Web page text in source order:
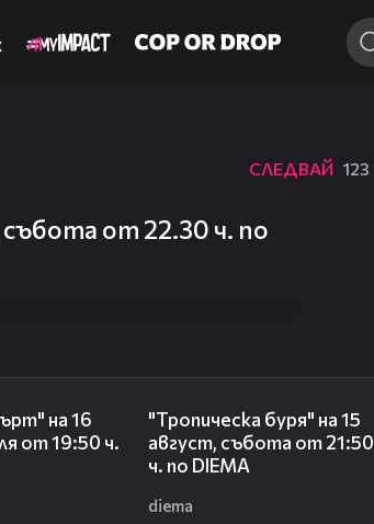
СЛЕДВАЙ 123
от 22.30 ч. по
на 16
от 19:50 ч.
"Тропическа буря" на 15
август, събота от 21:50
ч. по DIEMA
diema